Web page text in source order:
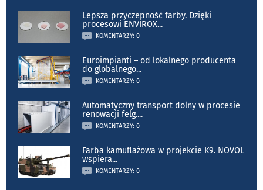
Lepsza przyczepność farby. Dzięki
procesowi ENVIROX...
KOMENTARZY: 0
Euroimpianti – od lokalnego producenta
do globalnego...
KOMENTARZY: 0
Automatyczny transport dolny w procesie
renowacji felg....
KOMENTARZY: 0
Farba kamuflażowa w projekcie K9. NOVOL
wspiera...
KOMENTARZY: 0